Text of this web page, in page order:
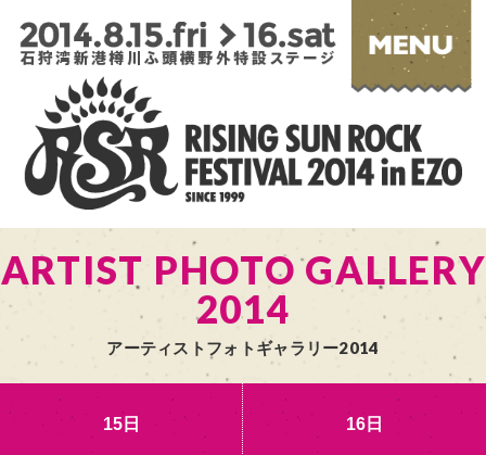
ARTIST PHOTO GALLERY
2014
アーティストフォトギャラリー2014
15日 16日